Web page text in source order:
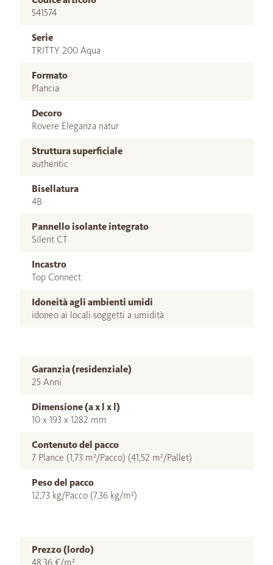
541574
Serie
TRITTY 200 Aqua
Formato
Plancia
Decoro
Rovere Eleganza natur
Struttura superficiale
authentic
Bisellatura
4B
Pannello isolante integrato
Silent CT
Incastro
Top Connect
Idoneità agli ambienti umidi
idoneo ai locali soggetti a umidità
Garanzia (residenziale)
25 Anni
Dimensione (a x l x l)
10 x 193 x 1282 mm
Contenuto del pacco
7 Plance (1,73 m²/Pacco) (41,52 m²/Pallet)
Peso del pacco
12,73 kg/Pacco (7,36 kg/m²)
Prezzo (lordo)
48,36 €/m²